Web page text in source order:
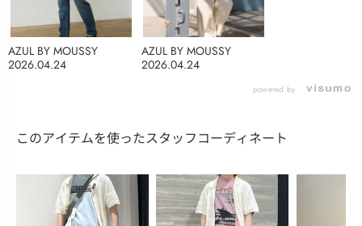
2026.04.24
AZUL BY MOUSSY
2026.04.24
AZUL BY MOUSSY
powered by
このアイテムを使ったスタッフコーディネート